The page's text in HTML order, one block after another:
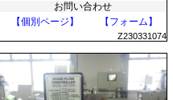
お問い合わせ
【個別ページ】
【フォーム】
Z230331074